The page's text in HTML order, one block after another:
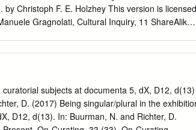
an Herrn Gercke und die Kurhessische
Döring und die Deutsch-Italienische
Christoph F. E. Holzhey This version is licensed
Gragnolati, Cultural Inquiry, 11 ShareAlike
under a Creative Commons Attribution-
that you are free to share and adapt the
any changes, and distribute under the
licenses/by-sa/4.0/ for further details. In
in the cite-as section above. PUMPING HONEY
subjects at documenta 5, dX, D12, d(13)
D. (2017) Being singular/plural in the
D12, d(13). In: Buurman, N. and Richter, D.